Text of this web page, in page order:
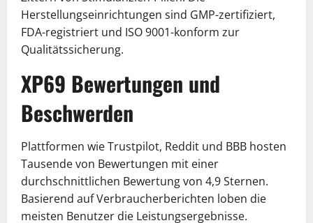
Herstellungseinrichtungen sind GMP-zertifiziert,
FDA-registriert und ISO 9001-konform zur
Qualitätssicherung.
XP69 Bewertungen und
Beschwerden
Plattformen wie Trustpilot, Reddit und BBB hosten
Tausende von Bewertungen mit einer
durchschnittlichen Bewertung von 4,9 Sternen.
Basierend auf Verbraucherberichten loben die
meisten Benutzer die Leistungsergebnisse.